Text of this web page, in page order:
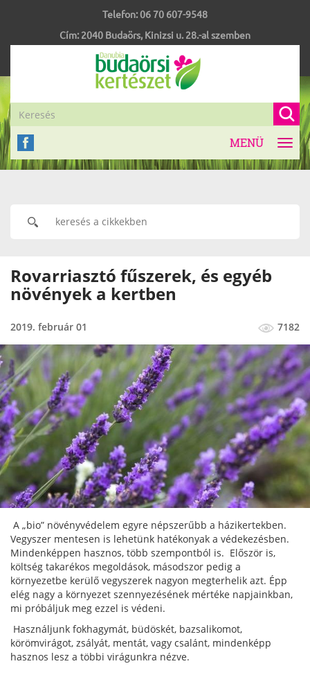
Telefon:06 70 607-9548
Cím: 2040 Budaörs, Kinizsi u. 28.-al szemben
MENÜ
Rovarriasztó fűszerek, és egyéb
növények a kertben
2019. február 01 7182
A „bio” növényvédelem egyre népszerűbb a házikertekben.
Vegyszer mentesen is lehetünk hatékonyak a védekezésben.
Mindenképpen hasznos, több szempontból is. Először is,
költség takarékos megoldások, másodszor pedig a
környezetbe kerülő vegyszerek nagyon megterhelik azt. Épp
elég nagy a környezet szennyezésének mértéke napjainkban,
mi próbáljuk meg ezzel is védeni.
Használjunk fokhagymát, büdöskét, bazsalikomot,
körömvirágot, zsályát, mentát, vagy csalánt, mindenképp
hasznos lesz a többi virágunkra nézve.